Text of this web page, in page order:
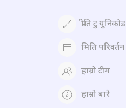
प्रीति टु युनिकोड
मिति परिवर्तन
हाम्रो टीम
हाम्रो बारे